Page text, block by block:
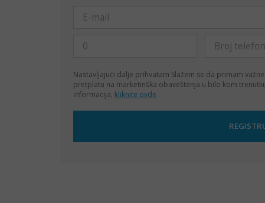
Nastavljajući dalje prihvatam Slažem se da primam
pretplatu na marketinška obaveštenja u bilo kom
informacija, kliknite ovde